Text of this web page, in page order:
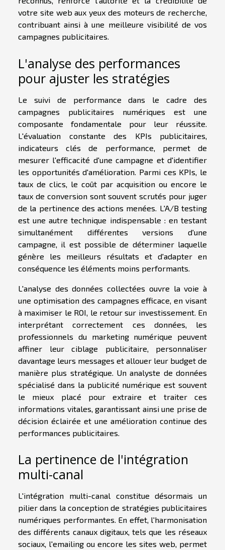
votre site web aux yeux des moteurs de recherche,
contribuant ainsi à une meilleure visibilité de vos
campagnes publicitaires.
L'analyse des performances
pour ajuster les stratégies
Le suivi de performance dans le cadre des
campagnes publicitaires numériques est une
composante fondamentale pour leur réussite.
L'évaluation constante des KPIs publicitaires,
indicateurs clés de performance, permet de
mesurer l'efficacité d'une campagne et d'identifier
les opportunités d'amélioration. Parmi ces KPIs, le
taux de clics, le coût par acquisition ou encore le
taux de conversion sont souvent scrutés pour juger
de la pertinence des actions menées. L'A/B testing
est une autre technique indispensable : en testant
simultanément différentes versions d'une
campagne, il est possible de déterminer laquelle
génère les meilleurs résultats et d'adapter en
conséquence les éléments moins performants.
L'analyse des données collectées ouvre la voie à
une optimisation des campagnes efficace, en visant
à maximiser le ROI, le retour sur investissement. En
interprétant correctement ces données, les
professionnels du marketing numérique peuvent
affiner leur ciblage publicitaire, personnaliser
davantage leurs messages et allouer leur budget de
manière plus stratégique. Un analyste de données
spécialisé dans la publicité numérique est souvent
le mieux placé pour extraire et traiter ces
informations vitales, garantissant ainsi une prise de
décision éclairée et une amélioration continue des
performances publicitaires.
La pertinence de l'intégration
multi-canal
L'intégration multi-canal constitue désormais un
pilier dans la conception de stratégies publicitaires
numériques performantes. En effet, l'harmonisation
des différents canaux digitaux, tels que les réseaux
sociaux, l'emailing ou encore les sites web, permet